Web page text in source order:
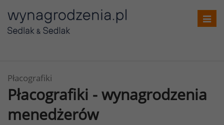
Płacografiki
Płacografiki - wynagrodzenia
menedżerów